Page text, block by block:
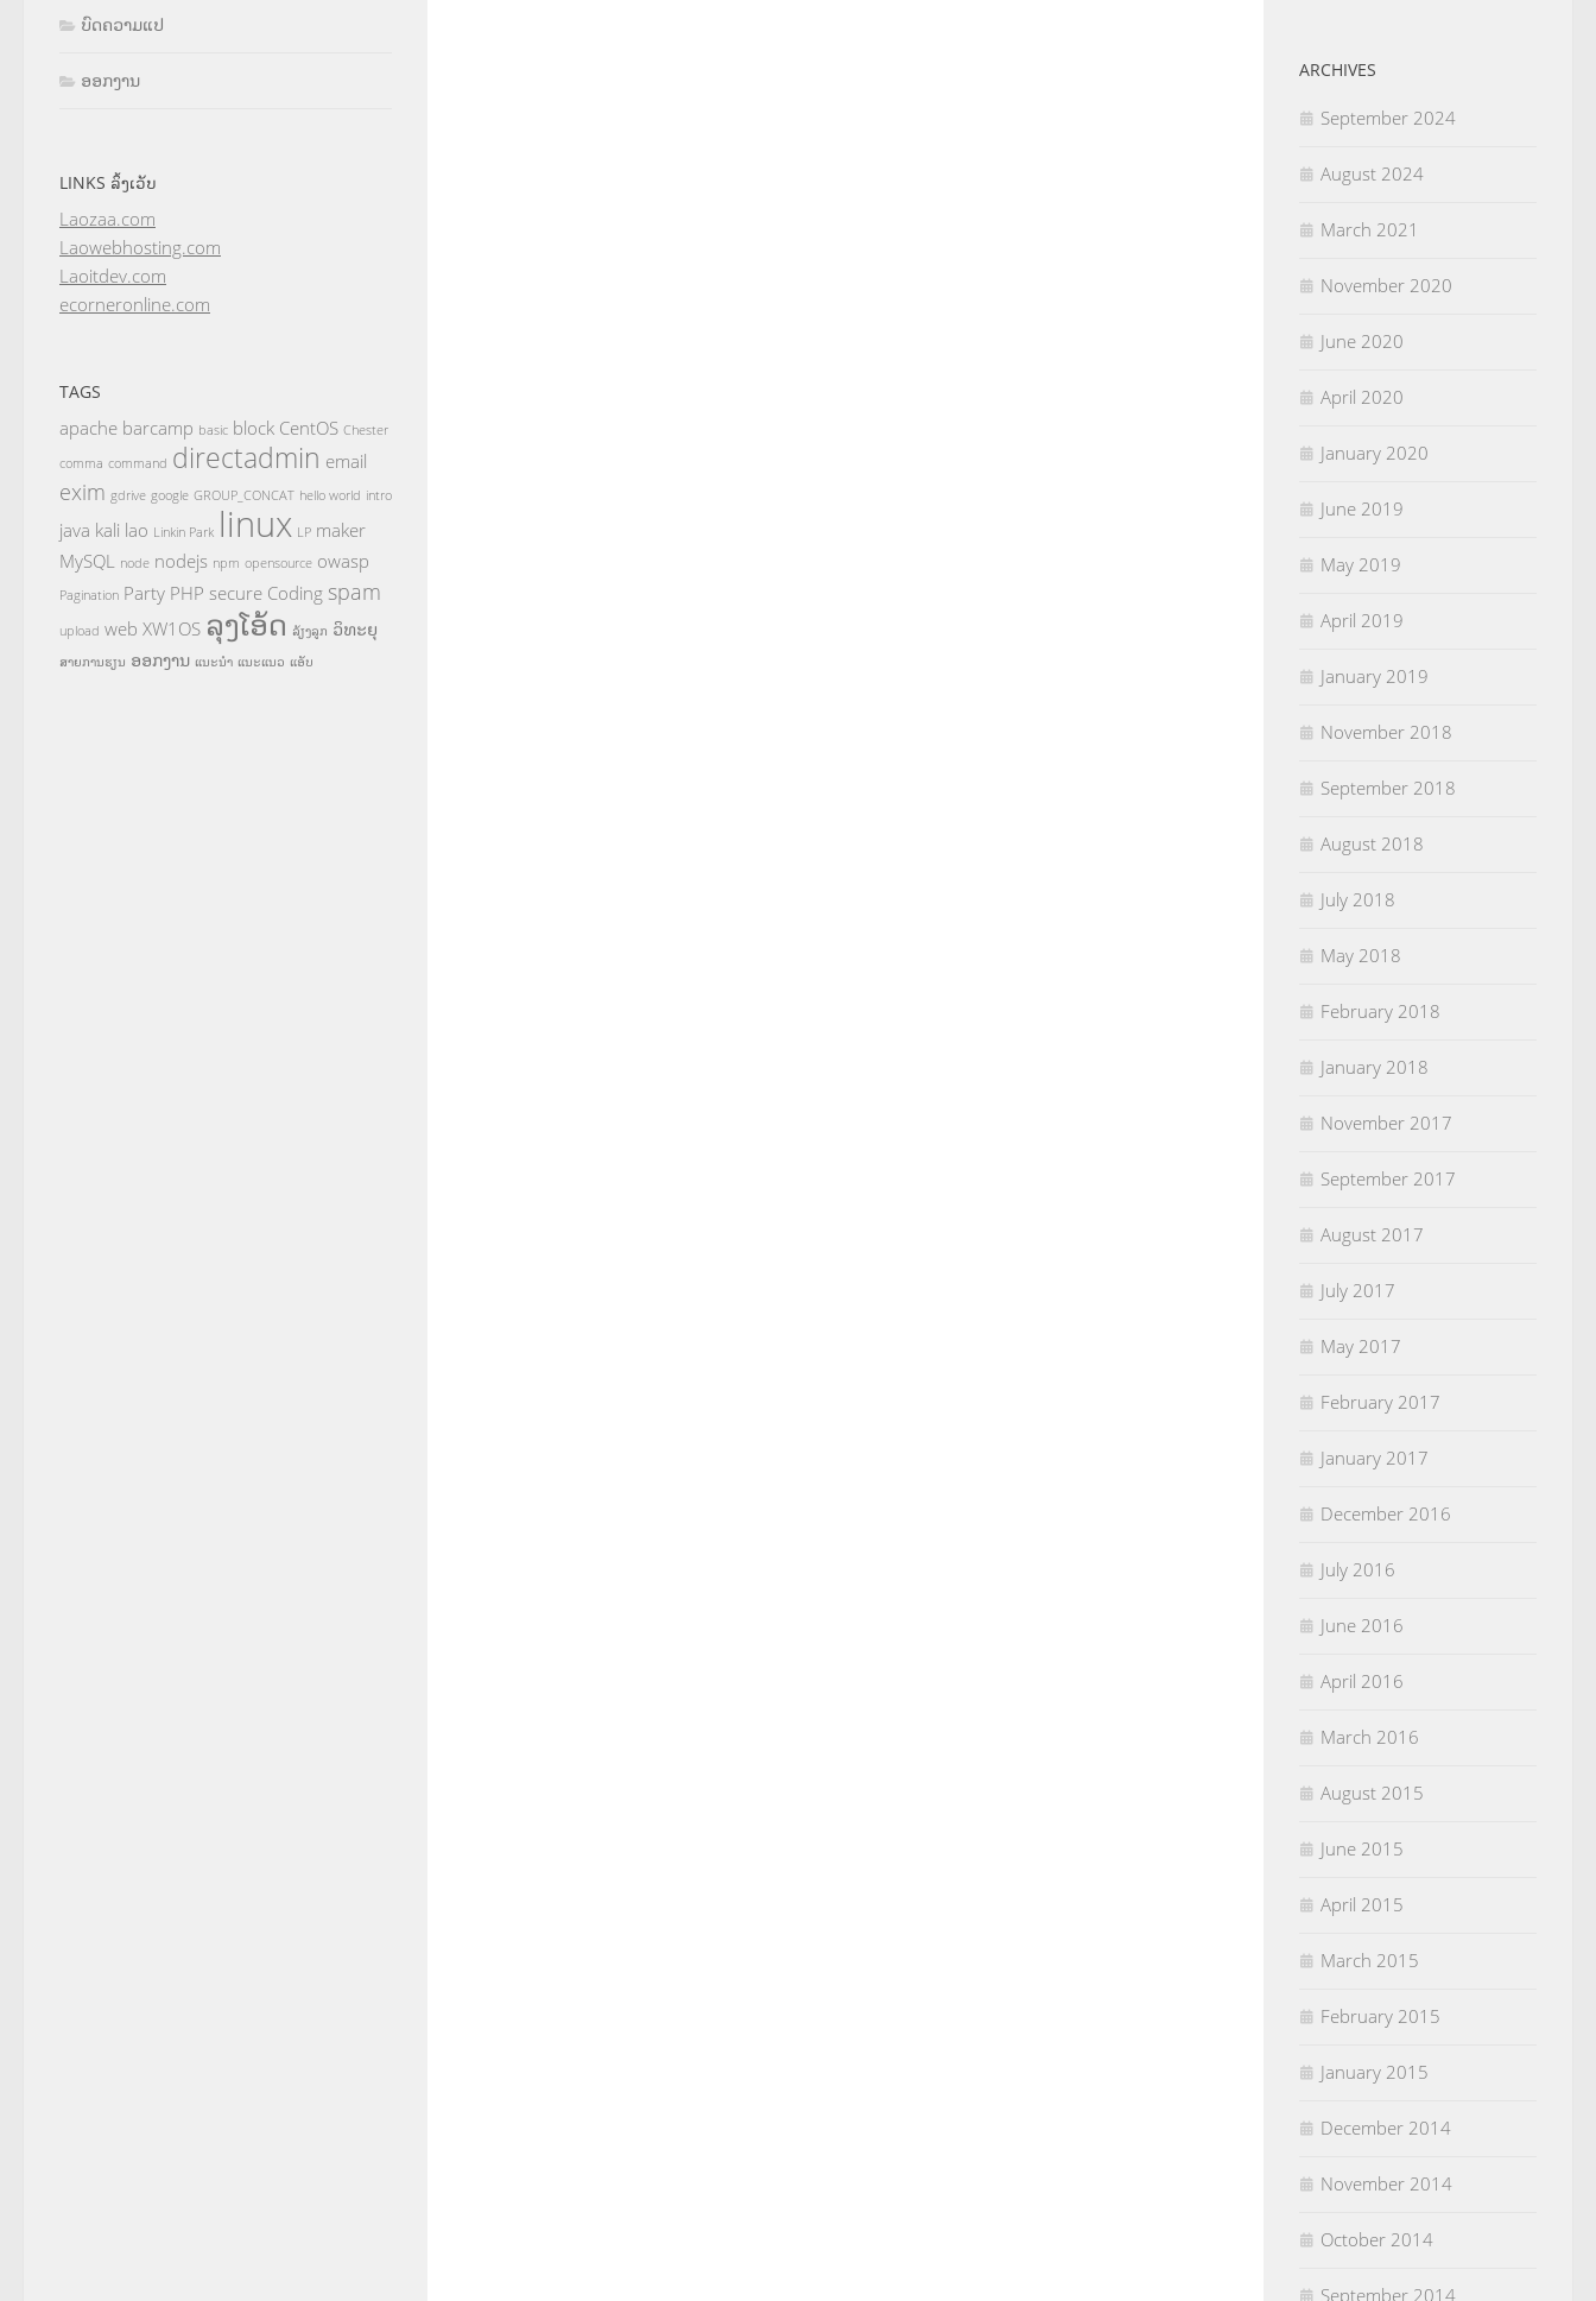
ບົດຄວາມແປ
ອອກງານ
LINKS ລິ້ງເວັບ
Laozaa.com
Laowebhosting.com
Laoitdev.com
ecorneronline.com
TAGS
apache barcamp basic block CentOS Chester
comma command directadmin email
exim gdrive google GROUP_CONCAT hello world intro
java kali lao Linkin Park linux LP maker
MySQL node nodejs npm opensource owasp
Pagination Party PHP secure Coding spam
upload web XW1OS ລຸງໂອ້ດ ລ້ຽງລູກ ວິທະຍຸ
ສາຍການຮຽນ ອອກງານ ແນະນຳ ແນະແນວ ແອັບ
ARCHIVES
September 2024
August 2024
March 2021
November 2020
June 2020
April 2020
January 2020
June 2019
May 2019
April 2019
January 2019
November 2018
September 2018
August 2018
July 2018
May 2018
February 2018
January 2018
November 2017
September 2017
August 2017
July 2017
May 2017
February 2017
January 2017
December 2016
July 2016
June 2016
April 2016
March 2016
August 2015
June 2015
April 2015
March 2015
February 2015
January 2015
December 2014
November 2014
October 2014
September 2014